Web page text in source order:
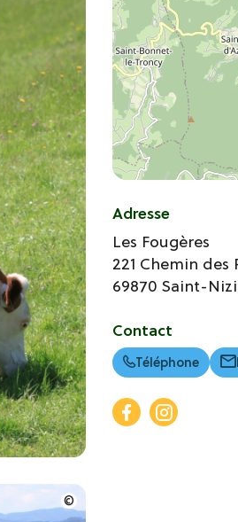
Adresse
Les Fougères
221 Chemin des
69870 Saint-
Contact
Téléphone